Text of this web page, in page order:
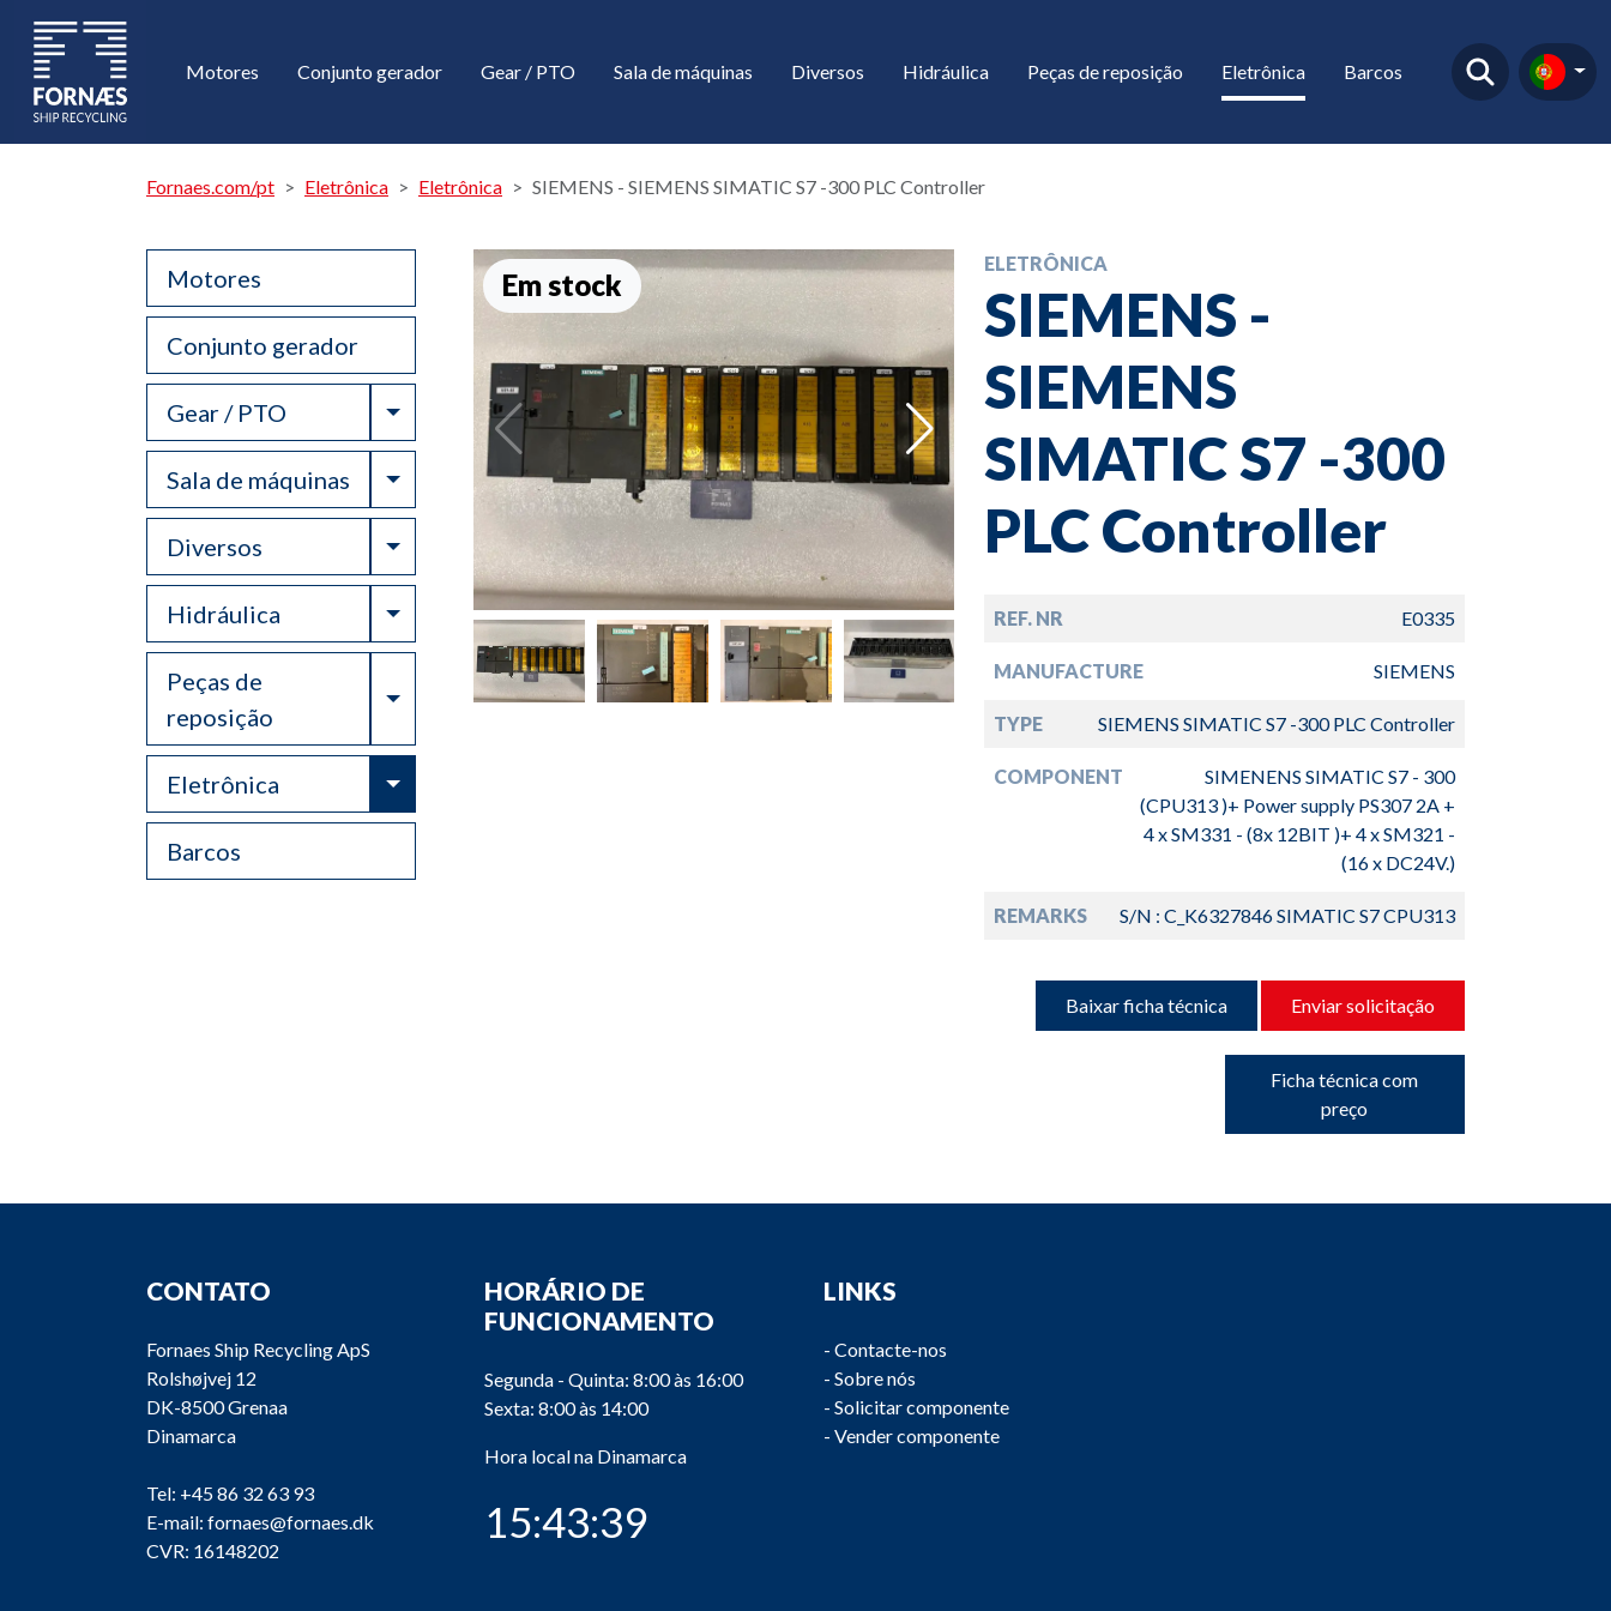
Motores Conjunto gerador Gear / PTO Sala de máquinas Diversos Hidráulica Peças de reposição Eletrônica Barcos
Fornaes.com/pt Eletrônica Eletrônica SIEMENS - SIEMENS SIMATIC S7 -300 PLC Controller
Motores
Conjunto gerador
Gear / PTO Toggle Dropdown
Sala de máquinas Toggle Dropdown
Diversos Toggle Dropdown
Hidráulica Toggle Dropdown
Peças de
reposição
Toggle Dropdown
Eletrônica Toggle Dropdown
Barcos
Em stock
ELETRÔNICA
SIEMENS -
SIEMENS
SIMATIC S7 -300
PLC Controller
REF. NR E0335
MANUFACTURE SIEMENS
TYPE SIEMENS SIMATIC S7 -300 PLC Controller
COMPONENT
SIMENENS SIMATIC S7 - 300
(CPU313 )+ Power supply PS307 2A +
4 x SM331 - (8x 12BIT )+ 4 x SM321 -
(16 x DC24V.)
REMARKS S/N : C_K6327846 SIMATIC S7 CPU313
Baixar ficha técnica Enviar solicitação
Ficha técnica com
preço
CONTATO
Fornaes Ship Recycling ApS
Rolshøjvej 12
DK-8500 Grenaa
Dinamarca
Tel: +45 86 32 63 93
E-mail: fornaes@fornaes.dk
CVR: 16148202
HORÁRIO DE
FUNCIONAMENTO
Segunda - Quinta: 8:00 às 16:00
Sexta: 8:00 às 14:00
Hora local na Dinamarca
15:43:39
LINKS
- Contacte-nos
- Sobre nós
- Solicitar componente
- Vender componente